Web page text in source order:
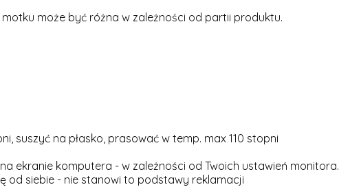
może być różna w zależności od partii produktu.
suszyć na płasko, prasować w temp. max 110 stopni
ekranie komputera - w zależności od Twoich ustawień monitora.
od siebie - nie stanowi to podstawy reklamacji